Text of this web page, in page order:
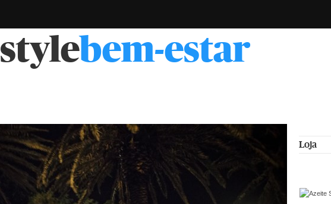
stylebem-estar
Loja